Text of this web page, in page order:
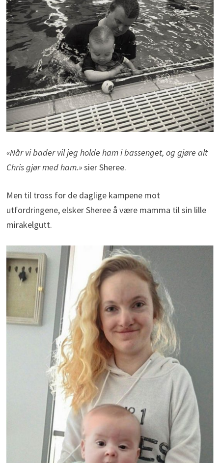
«Når vi bader vil jeg holde ham i bassenget, og gjøre alt
Chris gjør med ham.»sier Sheree.
Men til tross for de daglige kampene mot
utfordringene, elsker Sheree å være mamma til sin lille
mirakelgutt.